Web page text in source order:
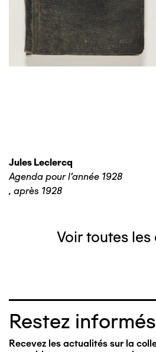
Jules Leclercq
Agenda pour l'année 1928
, après 1928
Voir toutes les
Restez
Recevez les actualités sur la